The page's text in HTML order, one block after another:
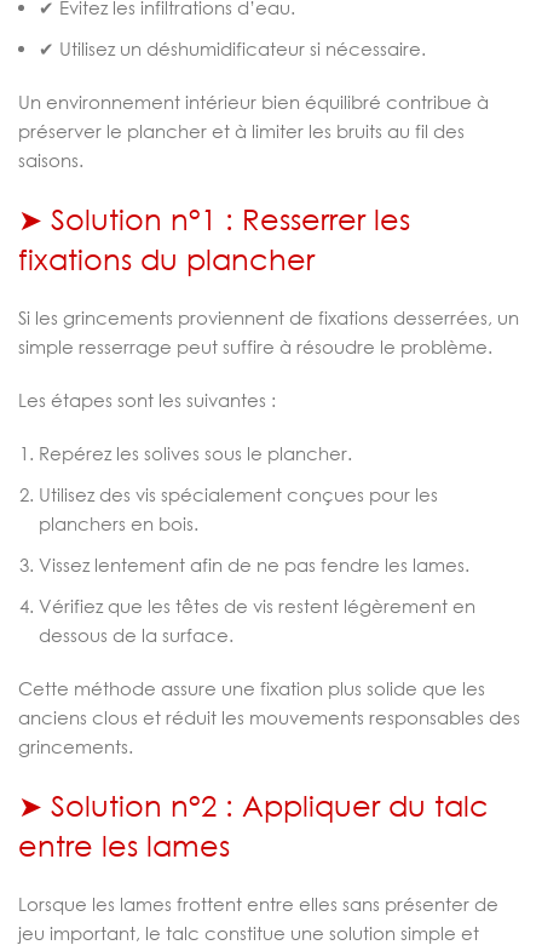
✔ Évitez les infiltrations d’eau.
✔ Utilisez un déshumidificateur si nécessaire.
Un environnement intérieur bien équilibré contribue à
préserver le plancher et à limiter les bruits au fil des
saisons.
➤ Solution n°1 : Resserrer les
fixations du plancher
Si les grincements proviennent de fixations desserrées, un
simple resserrage peut suffire à résoudre le problème.
Les étapes sont les suivantes :
Repérez les solives sous le plancher.
Utilisez des vis spécialement conçues pour les
planchers en bois.
Vissez lentement afin de ne pas fendre les lames.
Vérifiez que les têtes de vis restent légèrement en
dessous de la surface.
Cette méthode assure une fixation plus solide que les
anciens clous et réduit les mouvements responsables des
grincements.
➤ Solution n°2 : Appliquer du talc
entre les lames
Lorsque les lames frottent entre elles sans présenter de
jeu important, le talc constitue une solution simple et